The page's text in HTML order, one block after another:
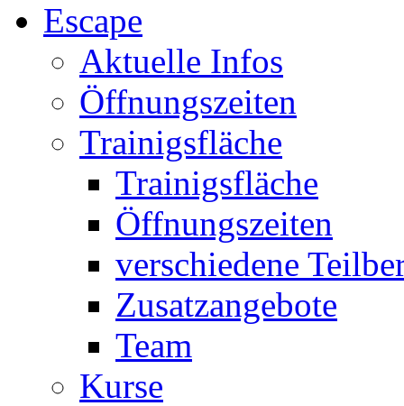
Escape
Aktuelle Infos
Öffnungszeiten
Trainigsfläche
Trainigsfläche
Öffnungszeiten
verschiedene
Zusatzangebote
Team
Kurse